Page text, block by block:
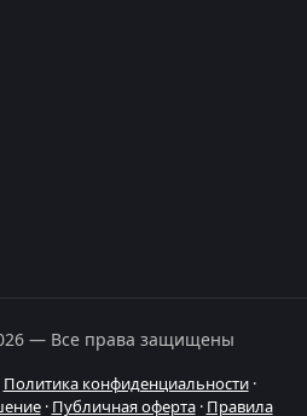
— Все права защищены
Политика конфиденциальности·
· Публичная оферта· Правила